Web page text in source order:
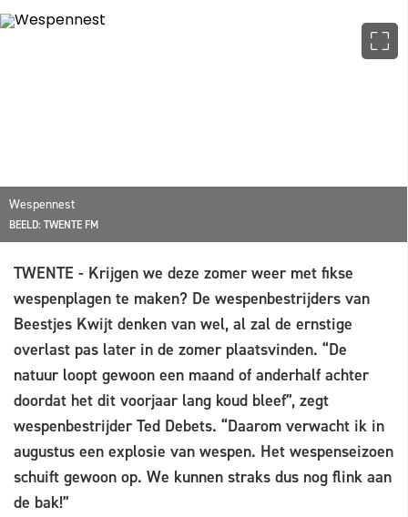
Wespennest
BEELD: TWENTE FM
TWENTE - Krijgen we deze zomer weer met fikse
wespenplagen te maken? De wespenbestrijders van
Beestjes Kwijt denken van wel, al zal de ernstige
overlast pas later in de zomer plaatsvinden. “De
natuur loopt gewoon een maand of anderhalf achter
doordat het dit voorjaar lang koud bleef”, zegt
wespenbestrijder Ted Debets. “Daarom verwacht ik in
augustus een explosie van wespen. Het wespenseizoen
schuift gewoon op. We kunnen straks dus nog flink aan
de bak!”